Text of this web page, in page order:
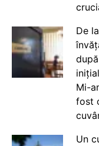
De
Mi-
fost
Un